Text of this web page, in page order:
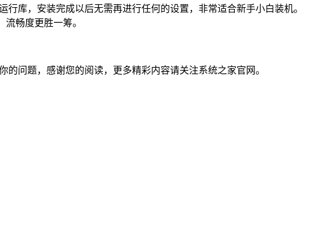
行库，安装完成以后无需再进行任何的设置，非常适合新手小白装机。
畅度更胜一筹。
问题，感谢您的阅读，更多精彩内容请关注系统之家官网。